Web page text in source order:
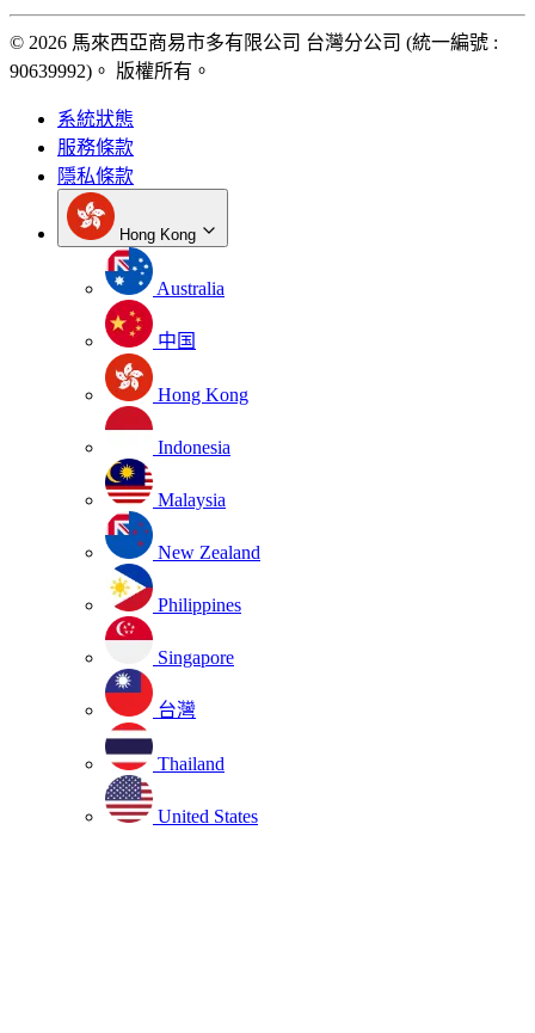
© 2026 馬來西亞商易市多有限公司 台灣分公司 (統一編號 :
90639992)。 版權所有。
系統狀態
服務條款
隱私條款
Hong Kong
Australia
中国
Hong Kong
Indonesia
Malaysia
New Zealand
Philippines
Singapore
台灣
Thailand
United States